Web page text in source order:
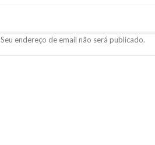
Seu endereço de email não será publicado.